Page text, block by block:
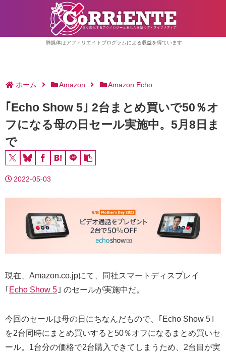
弊媒体はアフィリエイトプログラムによる収益を得ています
ホーム Amazon Amazon Echo
｢Echo Show 5｣ 2台まとめ買いで50％オ
フになる母の日セール実施中。5月8日ま
で
2022-05-03
現在、Amazon.co.jpにて、同社スマートディスプレイ
｢ Echo Show 5 ｣ のセールが実施中だ。
今回のセールは母の日にちなんだもので、｢Echo Show 5｣
を2台同時にまとめ買いすると50％オフになるまとめ買いセ
ール。1台分の価格で2台購入できてしまうため、2台目が実